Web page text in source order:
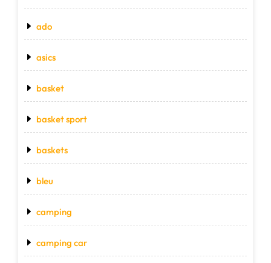
ado
asics
basket
basket sport
baskets
bleu
camping
camping car